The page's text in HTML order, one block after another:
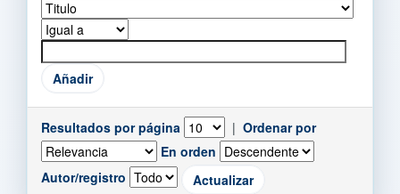
Resultados por página | Ordenar por
En orden
Autor/registro